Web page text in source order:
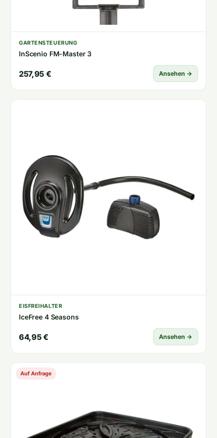
GARTENSTEUERUNG
InScenio FM-Master 3
257,95 € Ansehen →
EISFREIHALTER
IceFree 4 Seasons
64,95 € Ansehen →
Auf Anfrage